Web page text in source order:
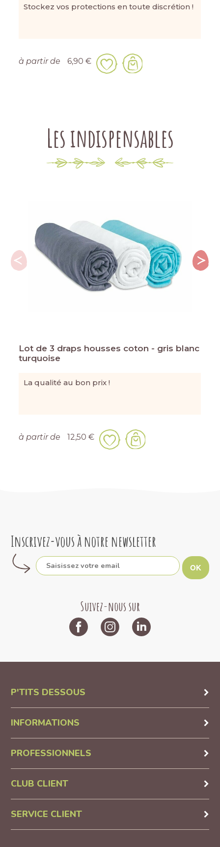
Stockez vos protections en toute discrétion !
à partir de 6,90 €
Les indispensables
Lot de 3 draps housses coton - gris blanc
turquoise
La qualité au bon prix !
à partir de 12,50 €
Inscrivez-vous à notre newsletter
OK
Suivez-nous sur
P'TITS DESSOUS
INFORMATIONS
PROFESSIONNELS
CLUB CLIENT
SERVICE CLIENT